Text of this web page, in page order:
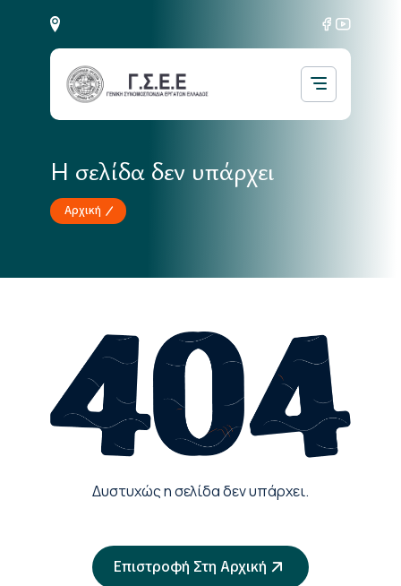
Η σελίδα δεν υπάρχει
Αρχική
Δυστυχώς η σελίδα δεν υπάρχει.
Επιστροφή Στη Αρχική